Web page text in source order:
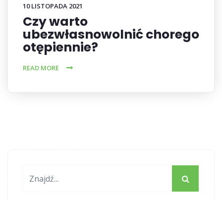
10 LISTOPADA 2021
Czy warto
ubezwłasnowolnić chorego
otępiennie?
READ MORE